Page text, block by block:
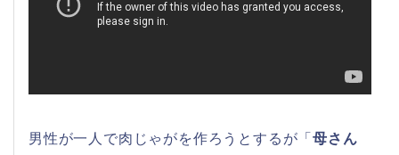
男性が一人で肉じゃがを作ろうとするが「母さん